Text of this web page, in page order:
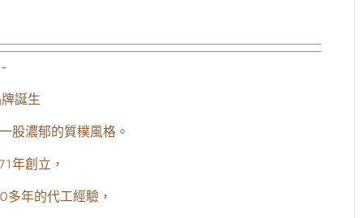
誕生
股濃郁的質樸風格。
年創立，
年的代工經驗，